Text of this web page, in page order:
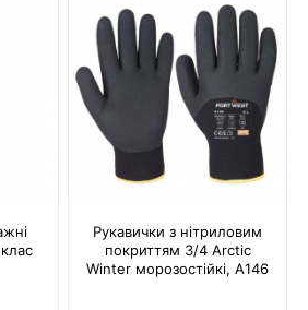
Рукавички з нітриловим
покриттям 3/4 Arctic
Winter морозостійкі, A146